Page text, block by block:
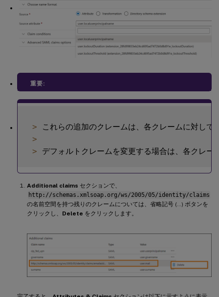
重要:
> これらの追加のクレームは、各クレームに対し
>
> デフォルトクレームを変更する場合は、各クレ
Additional claims セクションで、
http://schemas.xmlsoap.org/ws/2005/05/identity/claims
の名前空間を持つ残りのクレームについては、省略記号 (…) ボタンを
クリックし、 Delete をクリックします。